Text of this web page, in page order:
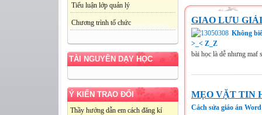
Tiểu luận lớp quản lý
Chương trình tổ chức
TÀI NGUYÊN DẠY HỌC
Ý KIẾN TRAO ĐỔI
Thầy hướng dẫn em cách đăng kí
GIAO LƯU
Không
>_< Z_Z
bài học là dễ nhưng maf
MẸO VẶT TIN
Cách sửa giáo án